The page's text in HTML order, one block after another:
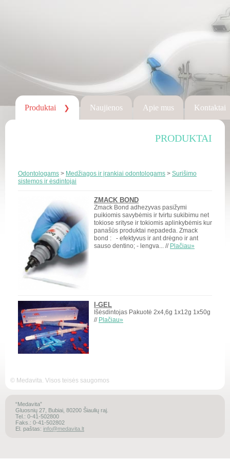
Produktai ❯ Naujienos Apie mus Kontaktai
PRODUKTAI
Odontologams > Medžiagos ir įrankiai odontologams > Surišimo
sistemos ir ėsdintojai
ZMACK BOND
Zmack Bond adhezyvas pasižymi
puikiomis savybėmis ir tvirtu sukibimu net
tokiose srityse ir tokiomis aplinkybėmis kur
panašūs produktai nepadeda. Zmack
bond : - efektyvus ir ant drėgno ir ant
sauso dentino; - lengva... // Plačiau»
I-GEL
Išėsdintojas Pakuotė 2x4,6g 1x12g 1x50g
// Plačiau»
© Medavita. Visos teisės saugomos
“Medavita”
Gluosnių 27, Bubiai, 80200 Šiaulių raj.
Tel.: 0-41-502800
Faks.: 0-41-502802
El. paštas: info@medavita.lt